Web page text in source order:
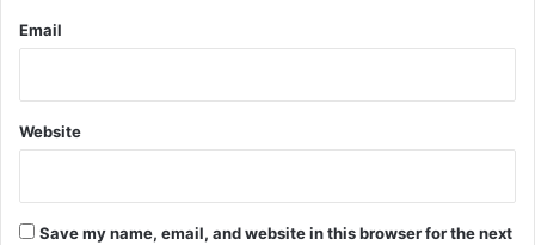
Email
Website
Save my name, email, and website in this browser for the next